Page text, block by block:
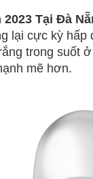
Tại Đà
lại cực kỳ
trong suốt
mẽ hơn.